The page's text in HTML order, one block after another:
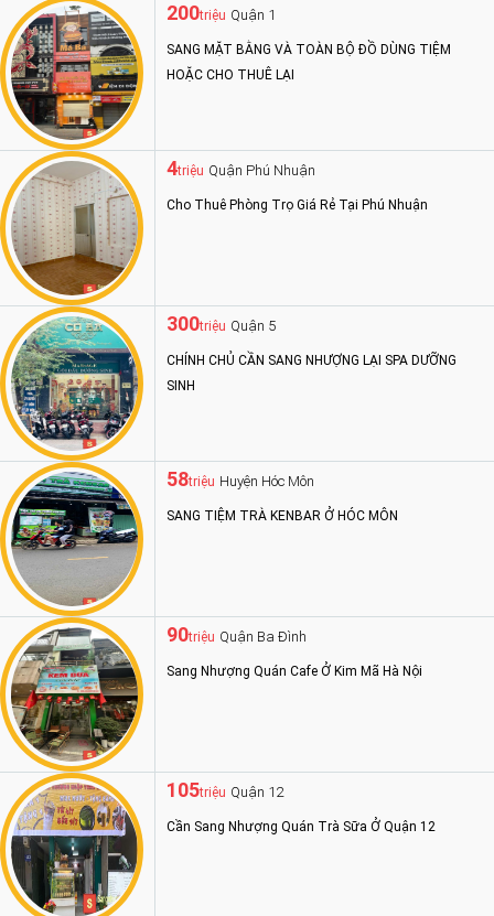
200triệu Quận 1
SANG MẶT BẰNG VÀ TOÀN BỘ ĐỒ DÙNG TIỆM
HOẶC CHO THUÊ LẠI
4triệu Quận Phú Nhuận
Cho Thuê Phòng Trọ Giá Rẻ Tại Phú Nhuận
300triệu Quận 5
CHÍNH CHỦ CẦN SANG NHƯỢNG LẠI SPA DƯỠNG
SINH
58triệu Huyện Hóc Môn
SANG TIỆM TRÀ KENBAR Ở HÓC MÔN
90triệu Quận Ba Đình
Sang Nhượng Quán Cafe Ở Kim Mã Hà Nội
105triệu Quận 12
Cần Sang Nhượng Quán Trà Sữa Ở Quận 12